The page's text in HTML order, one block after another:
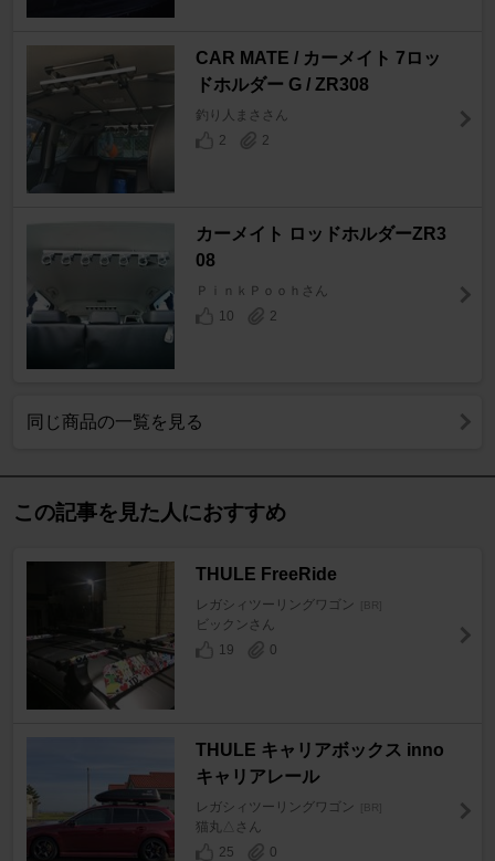
CAR MATE / カーメイト 7ロッ
ドホルダー G / ZR308
釣り人まささん
2
2
カーメイト ロッドホルダーZR3
08
ＰｉｎｋＰｏｏｈさん
10
2
同じ商品の一覧を見る
この記事を見た人におすすめ
THULE FreeRide
レガシィツーリングワゴン [BR]
ビックンさん
19
0
THULE キャリアボックス inno
キャリアレール
レガシィツーリングワゴン [BR]
猫丸△さん
25
0